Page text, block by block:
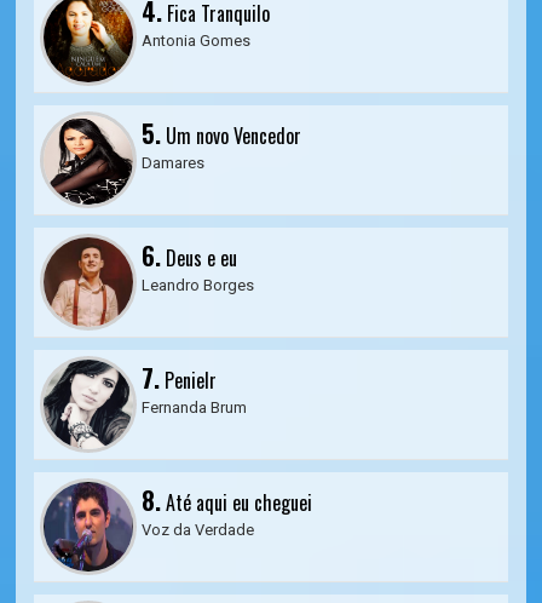
4. Fica Tranquilo
Antonia Gomes
5. Um novo Vencedor
Damares
6. Deus e eu
Leandro Borges
7. Penielr
Fernanda Brum
8.Até aqui eu cheguei
Voz da Verdade